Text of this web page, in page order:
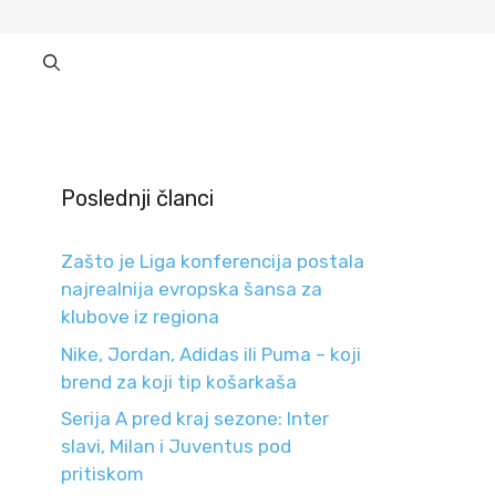
Poslednji članci
Zašto je Liga konferencija postala
najrealnija evropska šansa za
klubove iz regiona
Nike, Jordan, Adidas ili Puma – koji
brend za koji tip košarkaša
Serija A pred kraj sezone: Inter
slavi, Milan i Juventus pod
pritiskom